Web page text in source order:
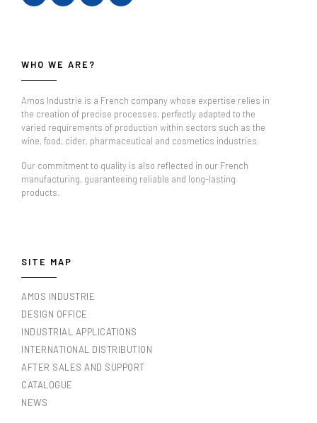
WHO WE ARE?
Amos Industrie is a French company whose expertise relies in
the creation of precise processes, perfectly adapted to the
varied requirements of production within sectors such as the
wine, food, cider, pharmaceutical and cosmetics industries.
Our commitment to quality is also reflected in our French
manufacturing, guaranteeing reliable and long-lasting
products.
SITE MAP
AMOS INDUSTRIE
DESIGN OFFICE
INDUSTRIAL APPLICATIONS
INTERNATIONAL DISTRIBUTION
AFTER SALES AND SUPPORT
CATALOGUE
NEWS